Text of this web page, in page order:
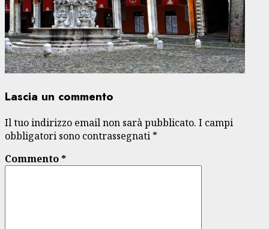
Lascia un commento
Il tuo indirizzo email non sarà pubblicato. I campi
obbligatori sono contrassegnati *
Commento*